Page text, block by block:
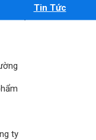
Tin Tức
ty
bị rỉ sét, chịu lực
có độ bền cao theo thời